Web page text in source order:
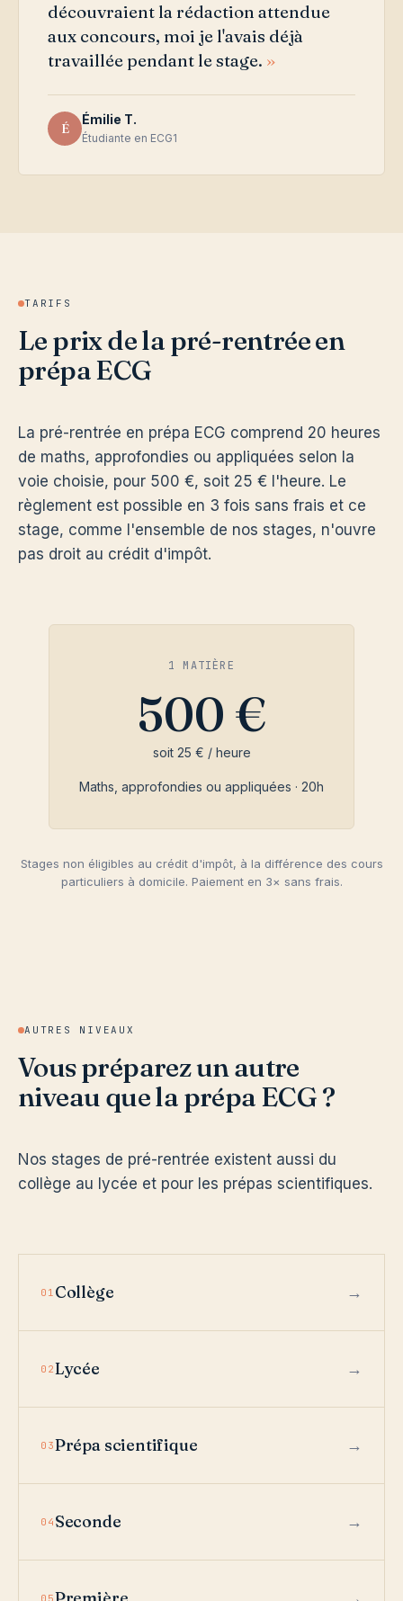
découvraient la rédaction attendue
aux concours, moi je l'avais déjà
travaillée pendant le stage.
É
Émilie T.
Étudiante en ECG1
TARIFS
Le prix de la pré-rentrée en
prépa ECG
La pré-rentrée en prépa ECG comprend 20 heures
de maths, approfondies ou appliquées selon la
voie choisie, pour 500 €, soit 25 € l'heure. Le
règlement est possible en 3 fois sans frais et ce
stage, comme l'ensemble de nos stages, n'ouvre
pas droit au crédit d'impôt.
1 MATIÈRE
500 €
soit 25 € / heure
Maths, approfondies ou appliquées · 20h
Stages non éligibles au crédit d'impôt, à la différence des cours
particuliers à domicile. Paiement en 3× sans frais.
AUTRES NIVEAUX
Vous préparez un autre
niveau que la prépa ECG ?
Nos stages de pré-rentrée existent aussi du
collège au lycée et pour les prépas scientifiques.
01 Collège
02Lycée
03Prépa scientifique
04 Seconde
05